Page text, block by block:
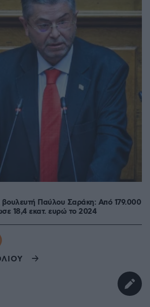
βουλευτή Παύλου Σαράκη: Από 179.000
18,4 εκατ. ευρώ το 2024